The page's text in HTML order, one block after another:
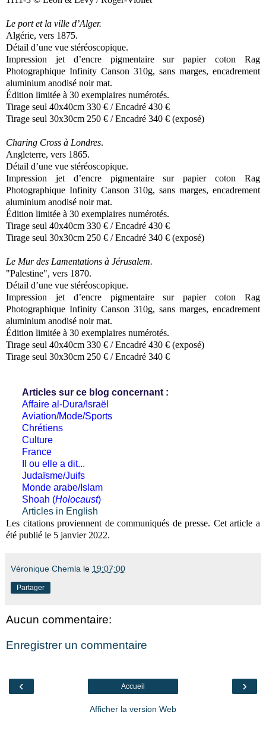
Le port et la ville d’Alger.
Algérie, vers 1875.
Détail d’une vue stéréoscopique.
Impression jet d’encre pigmentaire sur papier coton Rag
Photographique Infinity Canson 310g, sans marges, encadrement
aluminium anodisé noir mat.
Édition limitée à 30 exemplaires numérotés.
Tirage seul 40x40cm 330 € / Encadré 430 €
Tirage seul 30x30cm 250 € / Encadré 340 € (exposé)
Charing Cross à Londres.
Angleterre, vers 1865.
Détail d’une vue stéréoscopique.
Impression jet d’encre pigmentaire sur papier coton Rag
Photographique Infinity Canson 310g, sans marges, encadrement
aluminium anodisé noir mat.
Édition limitée à 30 exemplaires numérotés.
Tirage seul 40x40cm 330 € / Encadré 430 €
Tirage seul 30x30cm 250 € / Encadré 340 € (exposé)
Le Mur des Lamentations à Jérusalem.
"Palestine", vers 1870.
Détail d’une vue stéréoscopique.
Impression jet d’encre pigmentaire sur papier coton Rag
Photographique Infinity Canson 310g, sans marges, encadrement
aluminium anodisé noir mat.
Édition limitée à 30 exemplaires numérotés.
Tirage seul 40x40cm 330 € / Encadré 430 € (exposé)
Tirage seul 30x30cm 250 € / Encadré 340 €
Articles sur ce blog concernant :
Affaire al-Dura/Israël
Aviation/Mode/Sports
Chrétiens
Culture
France
Il ou elle a dit...
Judaïsme/Juifs
Monde arabe/Islam
Shoah (Holocaust)
Articles in English
Les citations proviennent de communiqués de presse. Cet article a
été publié le 5 janvier 2022.
Véronique Chemla le 19:07:00
Partager
Aucun commentaire:
Enregistrer un commentaire
‹ ›
Accueil
Afficher la version Web